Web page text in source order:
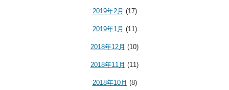
2019年2月 (17)
2019年1月 (11)
2018年12月 (10)
2018年11月 (11)
2018年10月 (8)